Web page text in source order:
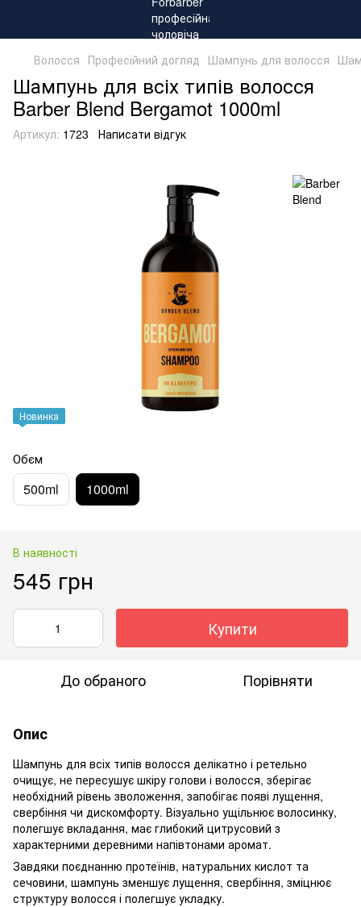
Волосся Професійний догляд Шампунь для волосся
Шампунь для всіх типів волосся
Barber Blend Bergamot 1000ml
Артикул: 1723 Написати відгук
Новинка
Обєм
500ml 1000ml
В наявності
545 грн
Купити
До обраного Порівняти
Опис
Шампунь для всіх типів волосся делікатно і ретельно
очищує, не пересушує шкіру голови і волосся, зберігає
необхідний рівень зволоження, запобігає появі лущення,
свербіння чи дискомфорту. Візуально ущільнює волосинку,
полегшує вкладання, має глибокий цитрусовий з
характерними деревними напівтонами аромат.
Завдяки поєднанню протеїнів, натуральних кислот та
сечовини, шампунь зменшує лущення, свербіння, зміцнює
структуру волосся і полегшує укладку.